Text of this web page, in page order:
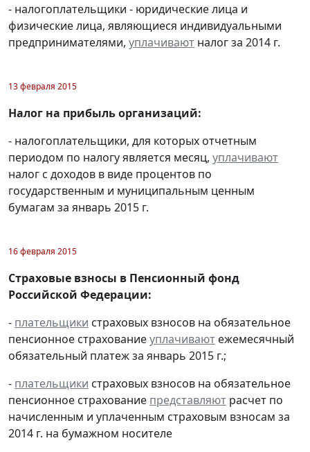
- налогоплательщики - юридические лица и
физические лица, являющиеся индивидуальными
предпринимателями, уплачивают налог за 2014 г.
13 февраля 2015
Налог на прибыль организаций:
- налогоплательщики, для которых отчетным
периодом по налогу является месяц, уплачивают
налог с доходов в виде процентов по
государственным и муниципальным ценным
бумагам за январь 2015 г.
16 февраля 2015
Страховые взносы в Пенсионный фонд
Российской Федерации:
- плательщики страховых взносов на обязательное
пенсионное страхованиеуплачивают ежемесячный
обязательный платеж за январь 2015 г.;
- плательщики страховых взносов на обязательное
пенсионное страхование представляют расчет по
начисленным и уплаченным страховым взносам за
2014 г. на бумажном носителе